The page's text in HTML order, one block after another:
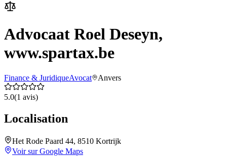
Advocaat Roel Deseyn,
www.spartax.be
Finance & JuridiqueAvocat Anvers
5.0(1 avis)
Localisation
Het Rode Paard 44, 8510 Kortrijk
Voir sur Google Maps